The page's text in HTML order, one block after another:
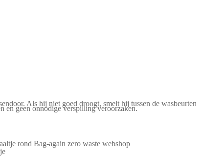
Als hij niet goed droogt, smelt hij tussen de wasbeurten
en geen onnodige verspilling veroorzaken.